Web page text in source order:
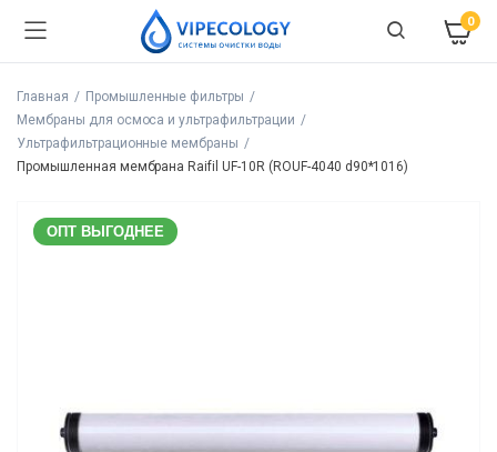
0
Главная
Промышленные фильтры
Мембраны для осмоса и ультрафильтрации
Ультрафильтрационные мембраны
Промышленная мембрана Raifil UF-10R (ROUF-4040 d90*1016)
ОПТ ВЫГОДНЕЕ